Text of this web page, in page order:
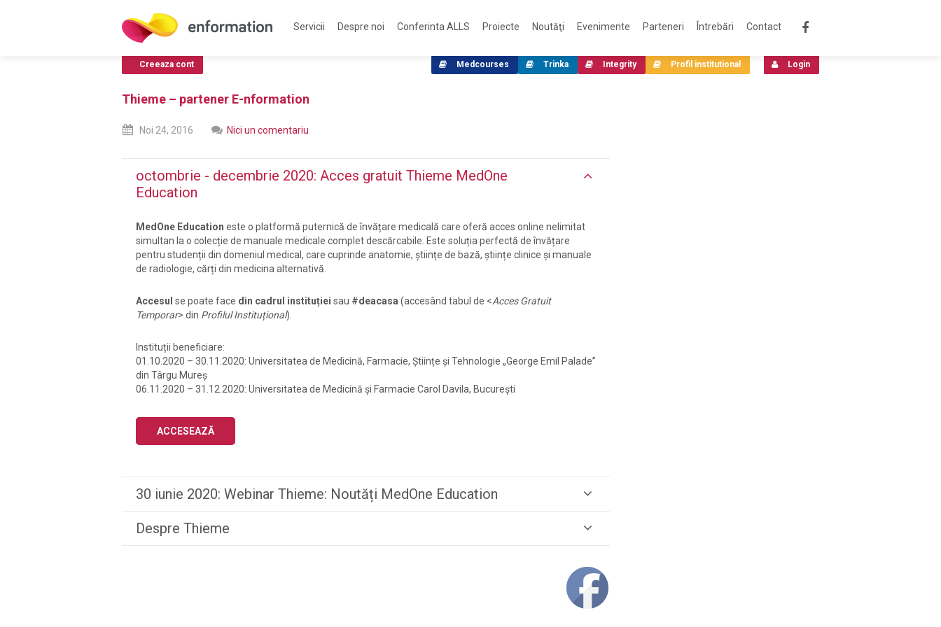
Servicii Despre noi Conferinta ALLS Proiecte Noutăţi Evenimente Parteneri Întrebări Contact
Thieme – partener E-nformation
Noi 24, 2016 Nici un comentariu
octombrie - decembrie 2020: Acces gratuit Thieme MedOne
Education
MedOne Education este o platformă puternică de învățare medicală care oferă acces online nelimitat
simultan la o colecție de manuale medicale complet descărcabile. Este soluția perfectă de învățare
pentru studenții din domeniul medical, care cuprinde anatomie, științe de bază, științe clinice și manuale
de radiologie, cărți din medicina alternativă.
Accesul se poate face din cadrul instituției sau #deacasa (accesând tabul de <Acces Gratuit
Temporar> din Profilul Instituțional).
Instituții beneficiare:
01.10.2020 – 30.11.2020: Universitatea de Medicină, Farmacie, Științe și Tehnologie „George Emil Palade”
din Târgu Mureș
06.11.2020 – 31.12.2020: Universitatea de Medicină și Farmacie Carol Davila, București
ACCESEAZĂ
30 iunie 2020: Webinar Thieme: Noutăți MedOne Education
Despre Thieme
Creeaza cont Login
Profil institutional
Integrity
Trinka
Medcourses